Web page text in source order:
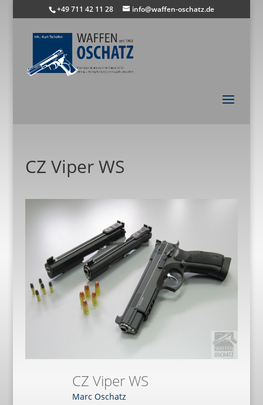
+49 711 42 11 28 info@waffen-oschatz.de
CZ Viper WS
CZ Viper WS
Marc Oschatz